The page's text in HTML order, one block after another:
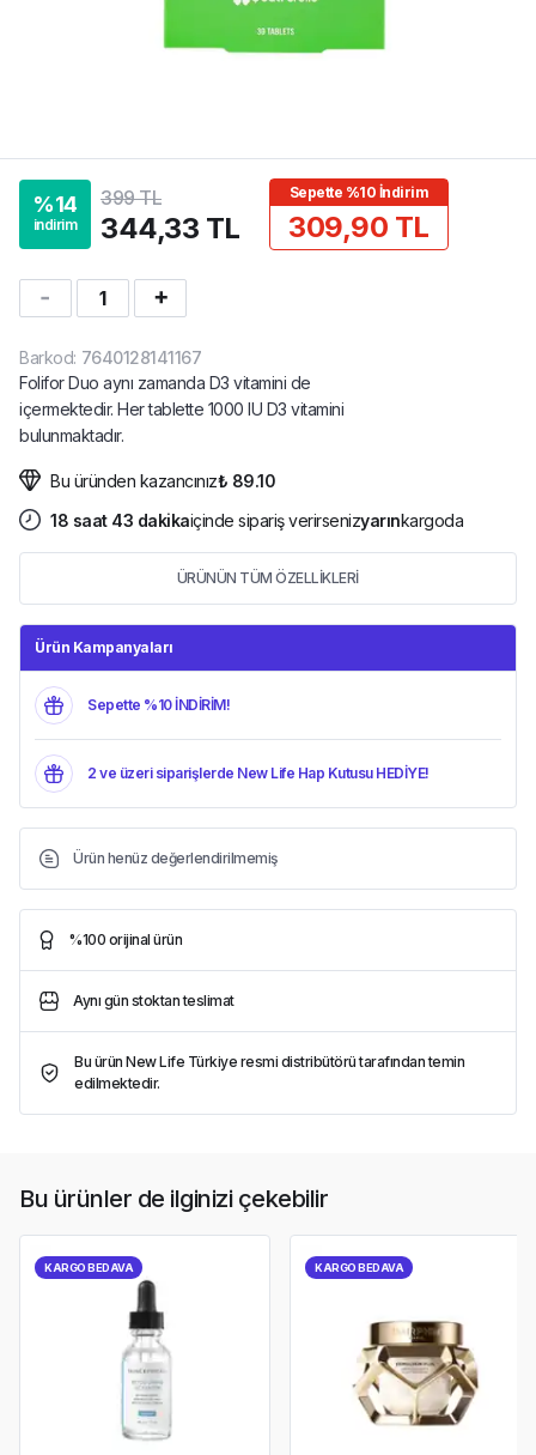
%14
indirim
399 TL
344,33 TL
Sepette %10 İndirim
309,90 TL
1
Barkod: 7640128141167
Folifor Duo aynı zamanda D3 vitamini de
içermektedir. Her tablette 1000 IU D3 vitamini
bulunmaktadır.
Bu üründen kazancınız₺ 89.10
18 saat 43 dakikaiçinde sipariş verirsenizyarınkargoda
ÜRÜNÜN TÜM ÖZELLİKLERİ
Ürün Kampanyaları
Sepette %10 İNDİRİM!
2 ve üzeri siparişlerde New Life Hap Kutusu HEDİYE!
Ürün henüz değerlendirilmemiş
%100 orijinal ürün
Aynı gün stoktan teslimat
Bu ürün New Life Türkiye resmi distribütörü tarafından temin
edilmektedir.
Bu ürünler de ilginizi çekebilir
KARGO BEDAVA KARGO BEDAVA